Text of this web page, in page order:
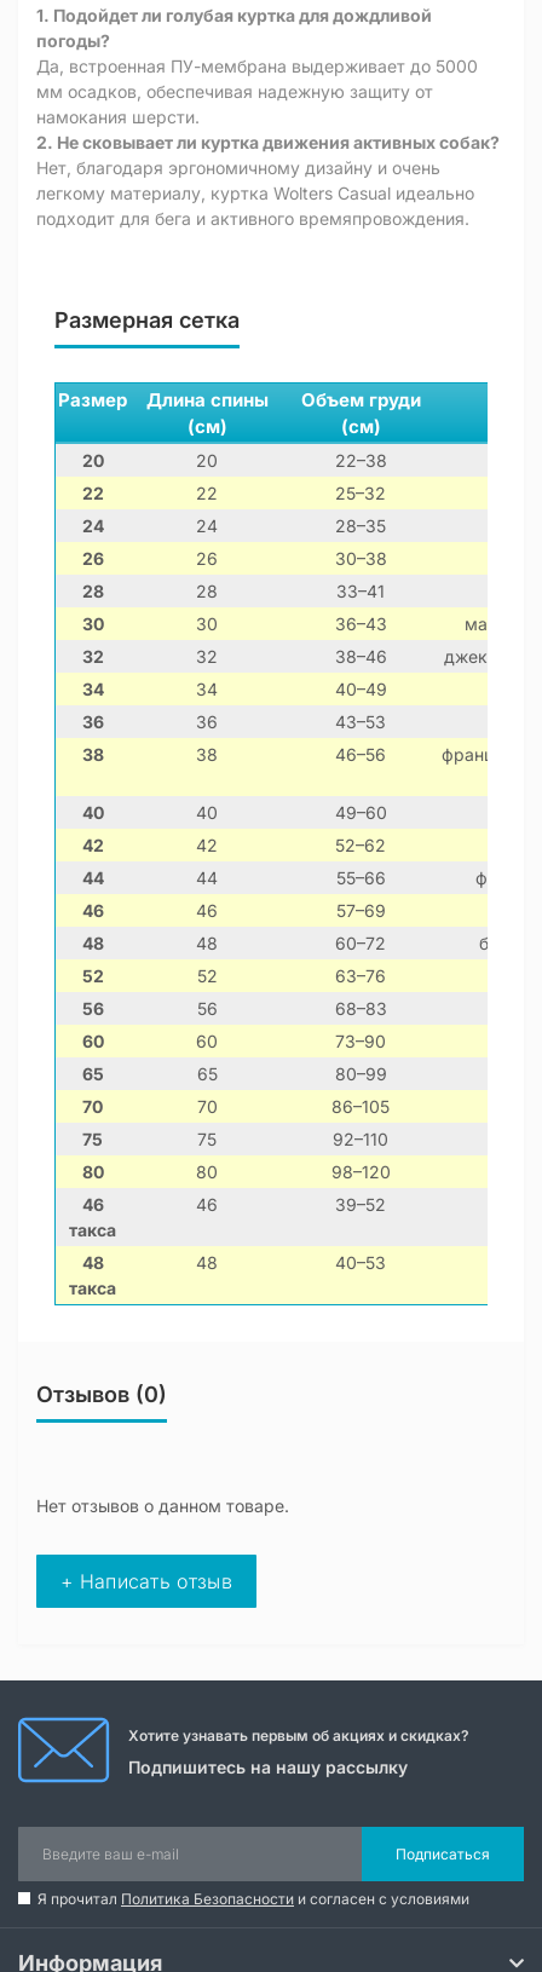
1. Подойдет ли голубая куртка для дождливой
погоды?
Да, встроенная ПУ-мембрана выдерживает до 5000
мм осадков, обеспечивая надежную защиту от
намокания шерсти.
2. Не сковывает ли куртка движения активных собак?
Нет, благодаря эргономичному дизайну и очень
легкому материалу, куртка Wolters Casual идеально
подходит для бега и активного времяпровождения.
Размерная сетка
Размер
Длина спины
(см)
Объем груди
(см)
20 20
22–38
22
22
25–32
24
24
28–35
26
26 30–38
28
28
33–41
30
30 36–43
32
32 38–46
джек-
34
34 40–49
36
36
43–53
38
38 46–56
40 40 49–60
42
42
52–62
44
44 55–66
46
46 57–69
48
48 60–72
52
52 63–76
56
56
68–83
60
60
73–90
65
65 80–99
70
70 86–105
75
75
92–110
80
80 98–120
46
такса
46 39–52
48
такса
48 40–53
Отзывов (0)
Нет отзывов о данном товаре.
+ Написать отзыв
Хотите узнавать первым об акциях и скидках?
Подпишитесь на нашу рассылку
Подписаться
Я прочитал Политика Безопасности и согласен с условиями
Информация